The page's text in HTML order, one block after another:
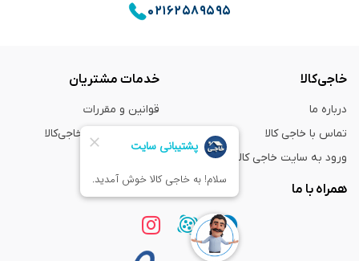
۰۲۱۶۲۵۸۹۵۹۵
خاجی‌کالا
درباره ما
تماس با خاجی کالا
ورود به سایت خاجی‌ کالا
خدمات مشتریان
قوانین و مقررات
راهنمای خرید از خاجی‌کالا
همراه با ما